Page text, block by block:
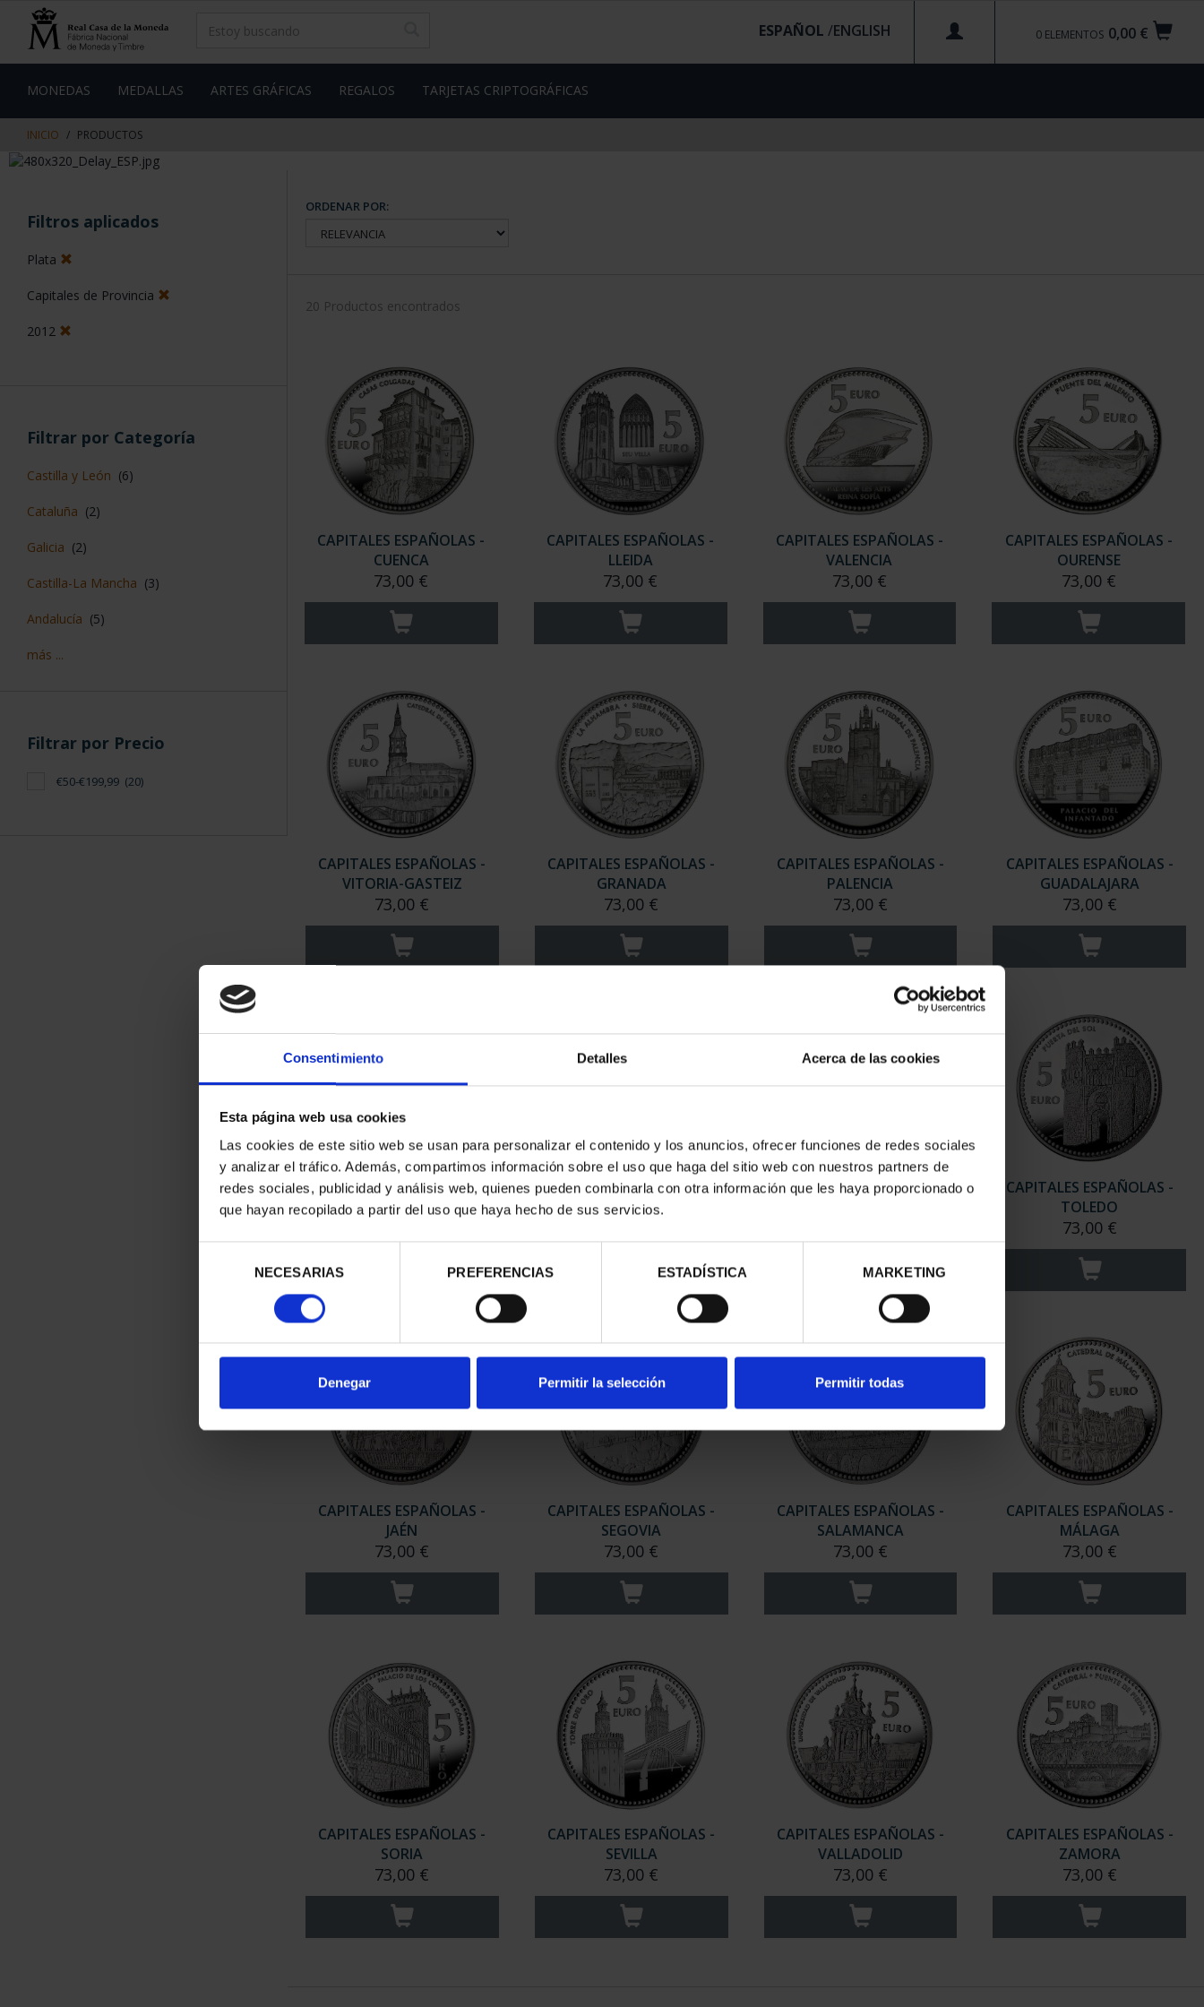
Consentimiento Detalles Acerca de las cookies
Esta página web usa cookies
Las cookies de este sitio web se usan para personalizar el contenido y los anuncios, ofrecer funciones de redes sociales
y analizar el tráfico. Además, compartimos información sobre el uso que haga del sitio web con nuestros partners de
redes sociales, publicidad y análisis web, quienes pueden combinarla con otra información que les haya proporcionado o
que hayan recopilado a partir del uso que haya hecho de sus servicios.
consentimiento
NECESARIAS PREFERENCIAS ESTADÍSTICA MARKETING
Denegar Permitir la selección Permitir todas
contenido
de
0,00 €
0 ELEMENTOS
ESPAÑOL /
MONEDAS MEDALLAS ARTES GRÁFICAS REGALOS TARJETAS CRIPTOGRÁFICAS
INICIO PRODUCTOS
Filtros aplicados
Plata
Capitales de Provincia
2012
Filtrar por Categoría
Castilla y León (6)
Cataluña (2)
Galicia (2)
Castilla-La Mancha (3)
Andalucía (5)
más ...
Filtrar por Precio
€50-€199,99 (20)
ORDENAR POR:
20 Productos encontrados
CAPITALES ESPAÑOLAS -
CUENCA
73,00 €
CAPITALES ESPAÑOLAS -
LLEIDA
73,00 €
CAPITALES ESPAÑOLAS -
VALENCIA
73,00 €
CAPITALES ESPAÑOLAS -
OURENSE
73,00 €
CAPITALES ESPAÑOLAS -
VITORIA-GASTEIZ
73,00 €
CAPITALES ESPAÑOLAS -
GRANADA
73,00 €
CAPITALES ESPAÑOLAS -
PALENCIA
73,00 €
CAPITALES ESPAÑOLAS -
GUADALAJARA
73,00 €
CAPITALES ESPAÑOLAS -
PONTEVEDRA
CAPITALES ESPAÑOLAS -
HUELVA
CAPITALES ESPAÑOLAS -
CAPITALES ESPAÑOLAS -
TOLEDO
73,00 €
CAPITALES ESPAÑOLAS -
JAÉN
73,00 €
CAPITALES ESPAÑOLAS -
SEGOVIA
73,00 €
CAPITALES ESPAÑOLAS -
SALAMANCA
73,00 €
CAPITALES ESPAÑOLAS -
MÁLAGA
73,00 €
CAPITALES ESPAÑOLAS -
SORIA
73,00 €
CAPITALES ESPAÑOLAS -
SEVILLA
73,00 €
CAPITALES ESPAÑOLAS -
VALLADOLID
73,00 €
CAPITALES ESPAÑOLAS -
ZAMORA
73,00 €